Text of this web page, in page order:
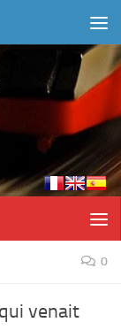
0
venait